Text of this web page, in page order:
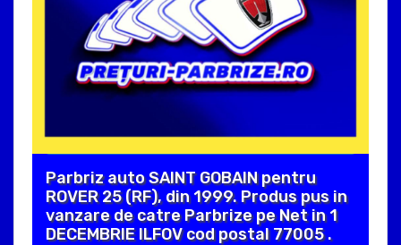
Parbriz auto SAINT GOBAIN pentru
ROVER 25 (RF), din 1999. Produs pus in
vanzare de catre Parbrize pe Net in 1
DECEMBRIE ILFOV cod postal 77005 .